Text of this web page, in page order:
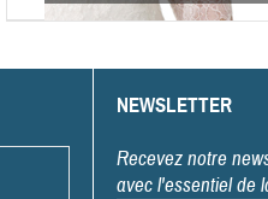
NEWSLETTER
Recevez notre
avec l'essentiel de